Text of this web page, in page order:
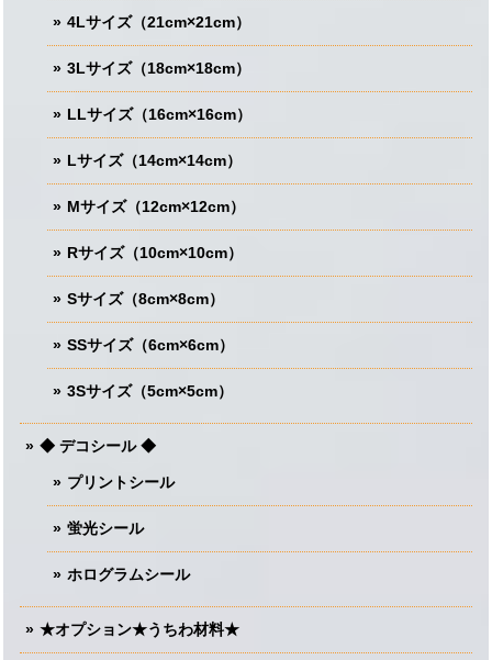
4Lサイズ（21cm×21cm）
3Lサイズ（18cm×18cm）
LLサイズ（16cm×16cm）
Lサイズ（14cm×14cm）
Mサイズ（12cm×12cm）
Rサイズ（10cm×10cm）
Sサイズ（8cm×8cm）
SSサイズ（6cm×6cm）
3Sサイズ（5cm×5cm）
◆ デコシール ◆
プリントシール
蛍光シール
ホログラムシール
★オプション★うちわ材料★